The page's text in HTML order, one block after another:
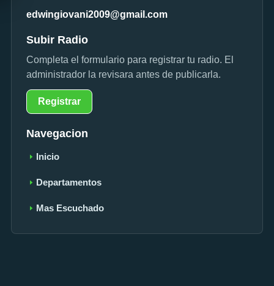
edwingiovani2009@gmail.com
Subir Radio
Completa el formulario para registrar tu radio. El
administrador la revisara antes de publicarla.
Registrar
Navegacion
Inicio
Departamentos
Mas Escuchado